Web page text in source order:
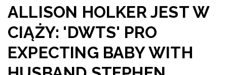
ALLISON HOLKER JEST W
CIĄŻY: 'DWTS' PRO
EXPECTING BABY WITH